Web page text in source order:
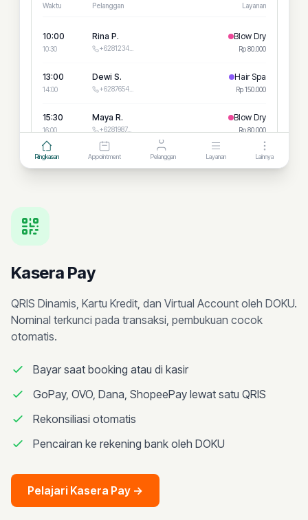
Waktu Pelanggan Layanan
10:00
10:30
Rina P.
+6281234...
Blow Dry
Rp 80.000
13:00
14:00
Dewi S.
+6287654...
Hair Spa
Rp 150.000
15:30
16:00
Maya R.
+6281987...
Blow Dry
Rp 80.000
Ringkasan Appointment Pelanggan Layanan Lainnya
Kasera Pay
QRIS Dinamis, Kartu Kredit, dan Virtual Account oleh DOKU.
Nominal terkunci pada transaksi, pembukuan cocok
otomatis.
Bayar saat booking atau di kasir
GoPay, OVO, Dana, ShopeePay lewat satu QRIS
Rekonsiliasi otomatis
Pencairan ke rekening bank oleh DOKU
Pelajari Kasera Pay →